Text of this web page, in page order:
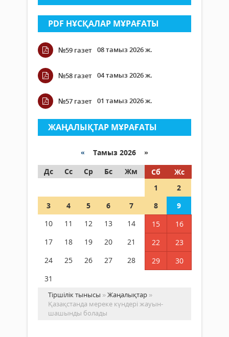
PDF НҰСҚАЛАР МҰРАҒАТЫ
№59 газет 08 тамыз 2026 ж.
№58 газет 04 тамыз 2026 ж.
№57 газет 01 тамыз 2026 ж.
ЖАҢАЛЫҚТАР МҰРАҒАТЫ
« Тамыз 2026 »
Дс
Сс Ср Бс Жм Сб
Жс
1
2
3
4 5 6 7 8
9
10
11 12 13 14 15
16
17
18 19 20 21 22
23
24
25 26 27 28 29
30
31
Тіршілік тынысы »Жаңалықтар »
Қазақстанда мереке күндері жауын-
шашынды болады